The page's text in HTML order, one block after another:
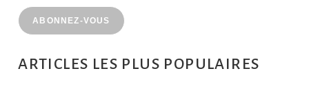
ABONNEZ-VOUS
ARTICLES LES PLUS POPULAIRES